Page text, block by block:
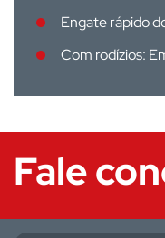
Engate rápido
Com rodízios:
Fale